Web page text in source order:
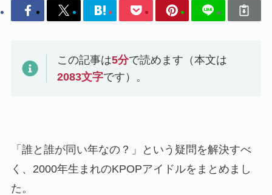
この記事は5分で読めます（本文は
2083文字です）。
「誰と誰が同い年なの？」という疑問を解決すべ
く、2000年生まれのKPOPアイドルをまとめまし
た。